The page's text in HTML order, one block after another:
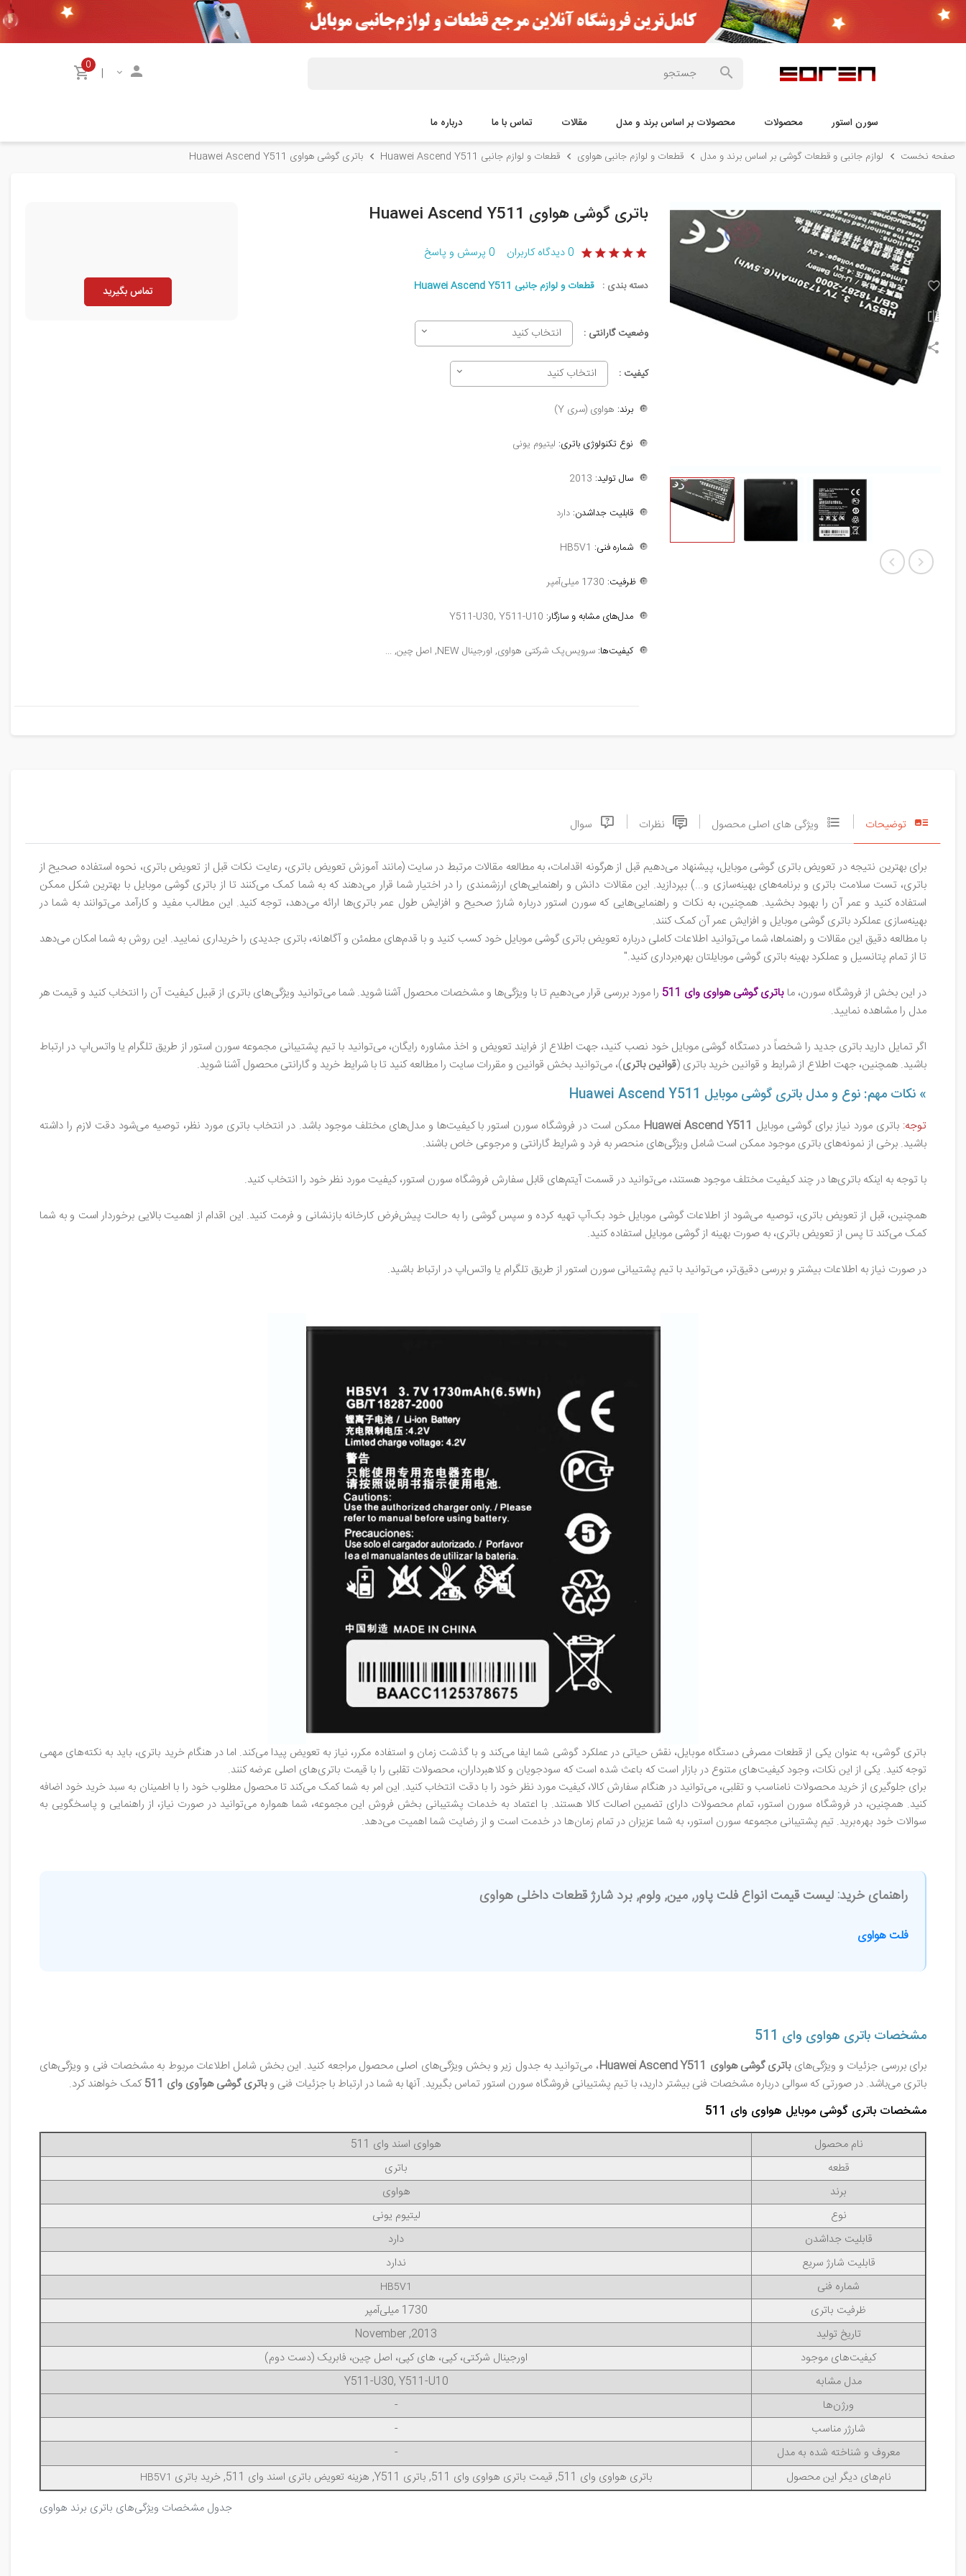
|
0
سورن استور محصولات محصولات بر اساس برند و مدل مقالات تماس با ما درباره ما
صفحه نخست لوازم جانبی و قطعات گوشی بر اساس برند و مدل قطعات و لوازم جانبی هواوی قطعات و لوازم جانبی Huawei Ascend Y511 باتری گوشی هواوی Huawei Ascend Y511
باتری گوشی هواوی Huawei Ascend Y511
0دیدگاه کاربران 0 پرسش و پاسخ
دسته بندی : قطعات و لوازم جانبی Huawei Ascend Y511
وضعیت گارانتی : انتخاب کنید
کیفیت : انتخاب کنید
🔘برند: هواوی (سری Y)
🔘 نوع تکنولوژی باتری: لیتیوم یونی
🔘سال تولید:
🔘قابلیت جداشدن:دارد
🔘شماره فنی:
🔘ظرفیت:
🔘مدل‌های مشابه و سازگار:
🔘کیفیت‌ها: سرویس‌پک شرکتی هواوی, اورجینال NEW, اصل چین, ...
تماس بگیرید
توضیحات ویژگی های اصلی محصول نظرات سوال
برای بهترین نتیجه در تعویض باتری گوشی موبایل، پیشنهاد می‌دهیم قبل از هرگونه اقدامات، به مطالعه مقالات مرتبط در سایت (مانند آموزش تعویض باتری، رعایت نکات قبل از تعویض باتری، نحوه استفاده صحیح از
باتری، تست سلامت باتری و برنامه‌های بهینه‌سازی و...) بپردازید. این مقالات دانش و راهنمایی‌های ارزشمندی را در اختیار شما قرار می‌دهند که به شما کمک می‌کنند تا از باتری گوشی موبایل با بهترین شکل ممکن
استفاده کنید و عمر آن را بهبود بخشید. همچنین، به نکات و راهنمایی‌هایی که سورن استور درباره شارژ صحیح و افزایش طول عمر باتری‌ها ارائه می‌دهد، توجه کنید. این مطالب مفید و کارآمد می‌توانند به شما در
بهینه‌سازی عملکرد باتری گوشی موبایل و افزایش عمر آن کمک کنند.
با مطالعه دقیق این مقالات و راهنماها، شما می‌توانید اطلاعات کاملی درباره تعویض باتری گوشی موبایل خود کسب کنید و با قدم‌های مطمئن و آگاهانه، باتری جدیدی را خریداری نمایید. این روش به شما امکان می‌دهد
تا از تمام پتانسیل و عملکرد بهینه باتری گوشی موبایلتان بهره‌برداری کنید."
در این بخش از فروشگاه سورن، ماباتری گوشی هواوی وای 511
را مورد بررسی قرار می‌دهیم تا با ویژگی‌ها و مشخصات محصول آشنا شوید. شما می‌توانید ویژگی‌های باتری از قبیل کیفیت آن را انتخاب کنید و قیمت هر
مدل را مشاهده نمایید.
اگر تمایل دارید باتری جدید را شخصاً در دستگاه گوشی موبایل خود نصب کنید، جهت اطلاع از فرایند تعویض و اخذ مشاوره رایگان، می‌توانید با تیم پشتیبانی مجموعه سورن استور از طریق تلگرام یا واتس‌اپ در ارتباط
باشید. همچنین، جهت اطلاع از شرایط و قوانین خرید باتری (قوانین باتری)، می‌توانید بخش قوانین و مقررات سایت را مطالعه کنید تا با شرایط خرید و گارانتی محصول آشنا شوید.
» نکات مهم: نوع و مدل باتری گوشی موبایل Huawei Ascend Y511
توجه: باتری مورد نیاز برای گوشی موبایل Huawei Ascend Y511 ممکن است در فروشگاه سورن استور با کیفیت‌ها و مدل‌های مختلف موجود باشد. در انتخاب باتری مورد نظر، توصیه می‌شود دقت لازم را داشته
باشید. برخی از نمونه‌های باتری موجود ممکن است شامل ویژگی‌های منحصر به فرد و شرایط گارانتی و مرجوعی خاص باشند.
با توجه به اینکه باتری‌ها در چند کیفیت مختلف موجود هستند، می‌توانید در قسمت آیتم‌های قابل سفارش فروشگاه سورن استور، کیفیت مورد نظر خود را انتخاب کنید.
همچنین، قبل از تعویض باتری، توصیه می‌شود از اطلاعات گوشی موبایل خود بک‌آپ تهیه کرده و سپس گوشی را به حالت پیش‌فرض کارخانه بازنشانی و فرمت کنید. این اقدام از اهمیت بالایی برخوردار است و به شما
کمک می‌کند تا پس از تعویض باتری، به صورت بهینه از گوشی موبایل استفاده کنید.
در صورت نیاز به اطلاعات بیشتر و بررسی دقیق‌تر، می‌توانید با تیم پشتیبانی سورن استور از طریق تلگرام یا واتس‌اپ در ارتباط باشید.
باتری گوشی، به عنوان یکی از قطعات مصرفی دستگاه موبایل، نقش حیاتی در عملکرد گوشی شما ایفا می‌کند و با گذشت زمان و استفاده مکرر، نیاز به تعویض پیدا می‌کند. اما در هنگام خرید باتری، باید به نکته‌های مهمی
توجه کنید. یکی از این نکات، وجود کیفیت‌های متنوع در بازار است که باعث شده است که سودجویان و کلاهبرداران، محصولات تقلبی را با قیمت باتری‌های اصلی عرضه کنند.
برای جلوگیری از خرید محصولات نامناسب و تقلبی، می‌توانید در هنگام سفارش کالا، کیفیت مورد نظر خود را با دقت انتخاب کنید. این امر به شما کمک می‌کند تا محصول مطلوب خود را با اطمینان به سبد خرید خود اضافه
کنید. همچنین، در فروشگاه سورن استور، تمام محصولات دارای تضمین اصالت کالا هستند. با اعتماد به خدمات پشتیبانی بخش فروش این مجموعه، شما همواره می‌توانید در صورت نیاز، از راهنمایی و پاسخگویی به
سوالات خود بهره‌برید. تیم پشتیبانی مجموعه سورن استور، به شما عزیزان در تمام زمان‌ها در خدمت است و از رضایت شما اهمیت می‌دهد.
راهنمای خرید: لیست قیمت انواع فلت پاور, مین, ولوم, برد شارژ قطعات داخلی هواوی
فلت هواوی
مشخصات باتری هواوی وای 511
برای بررسی جزئیات و ویژگی‌هایباتری گوشی هواوی Huawei Ascend Y511
، می‌توانید به جدول زیر و بخش ویژگی‌های اصلی محصول مراجعه کنید. این بخش شامل اطلاعات مربوط به مشخصات فنی و ویژگی‌های
باتری می‌باشد. در صورتی که سوالی درباره مشخصات فنی بیشتر دارید، با تیم پشتیبانی فروشگاه سورن استور تماس بگیرید. آنها به شما در ارتباط با جزئیات فنی وباتری گوشی هوآوی وای 511 کمک خواهند کرد.
مشخصات باتری گوشی موبایل هواوی وای 511
جدول مشخصات ویژگی‌های باتری برند هواوی
نام محصول
هواوی اسند وای 511
قطعه
باتری
برند
هواوی
نوع
لیتیوم یونی
قابلیت جداشدن
دارد
قابلیت شارژ سریع
ندارد
شماره فنی
HB5V1
ظرفیت باتری
1730 میلی‌آمپر
تاریخ تولید
2013, November
کیفیت‌های موجود
اورجینال شرکتی، کپی، های کپی، اصل چین، فابریک (دست دوم)
مدل مشابه
Y511-U30, Y511-U10
ورژن‌ها
-
شارژر مناسب
-
معروف و شناخته شده به مدل
-
نام‌های دیگر این محصول
باتری هواوی وای 511, قیمت باتری هواوی وای 511, باتری Y511, هزینه تعویض باتری اسند وای 511, خرید باتری HB5V1